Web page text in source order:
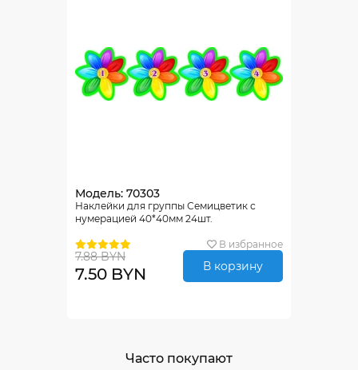
Модель: 70303
Наклейки для группы Семицветик с
нумерацией 40*40мм 24шт.
В избранное
7.88 BYN
7.50 BYN В корзину
Часто покупают